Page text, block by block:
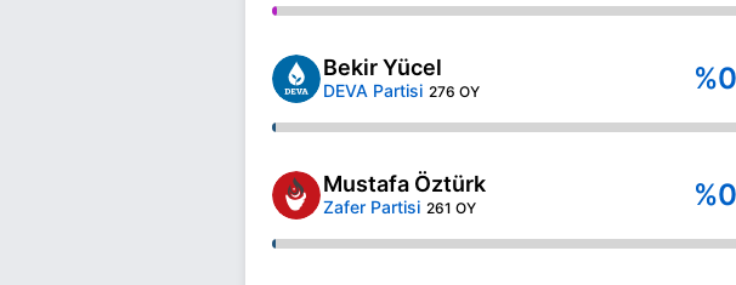
Bekir Yücel
DEVA Partisi 276 OY
Mustafa Öztürk
Zafer Partisi 261 OY